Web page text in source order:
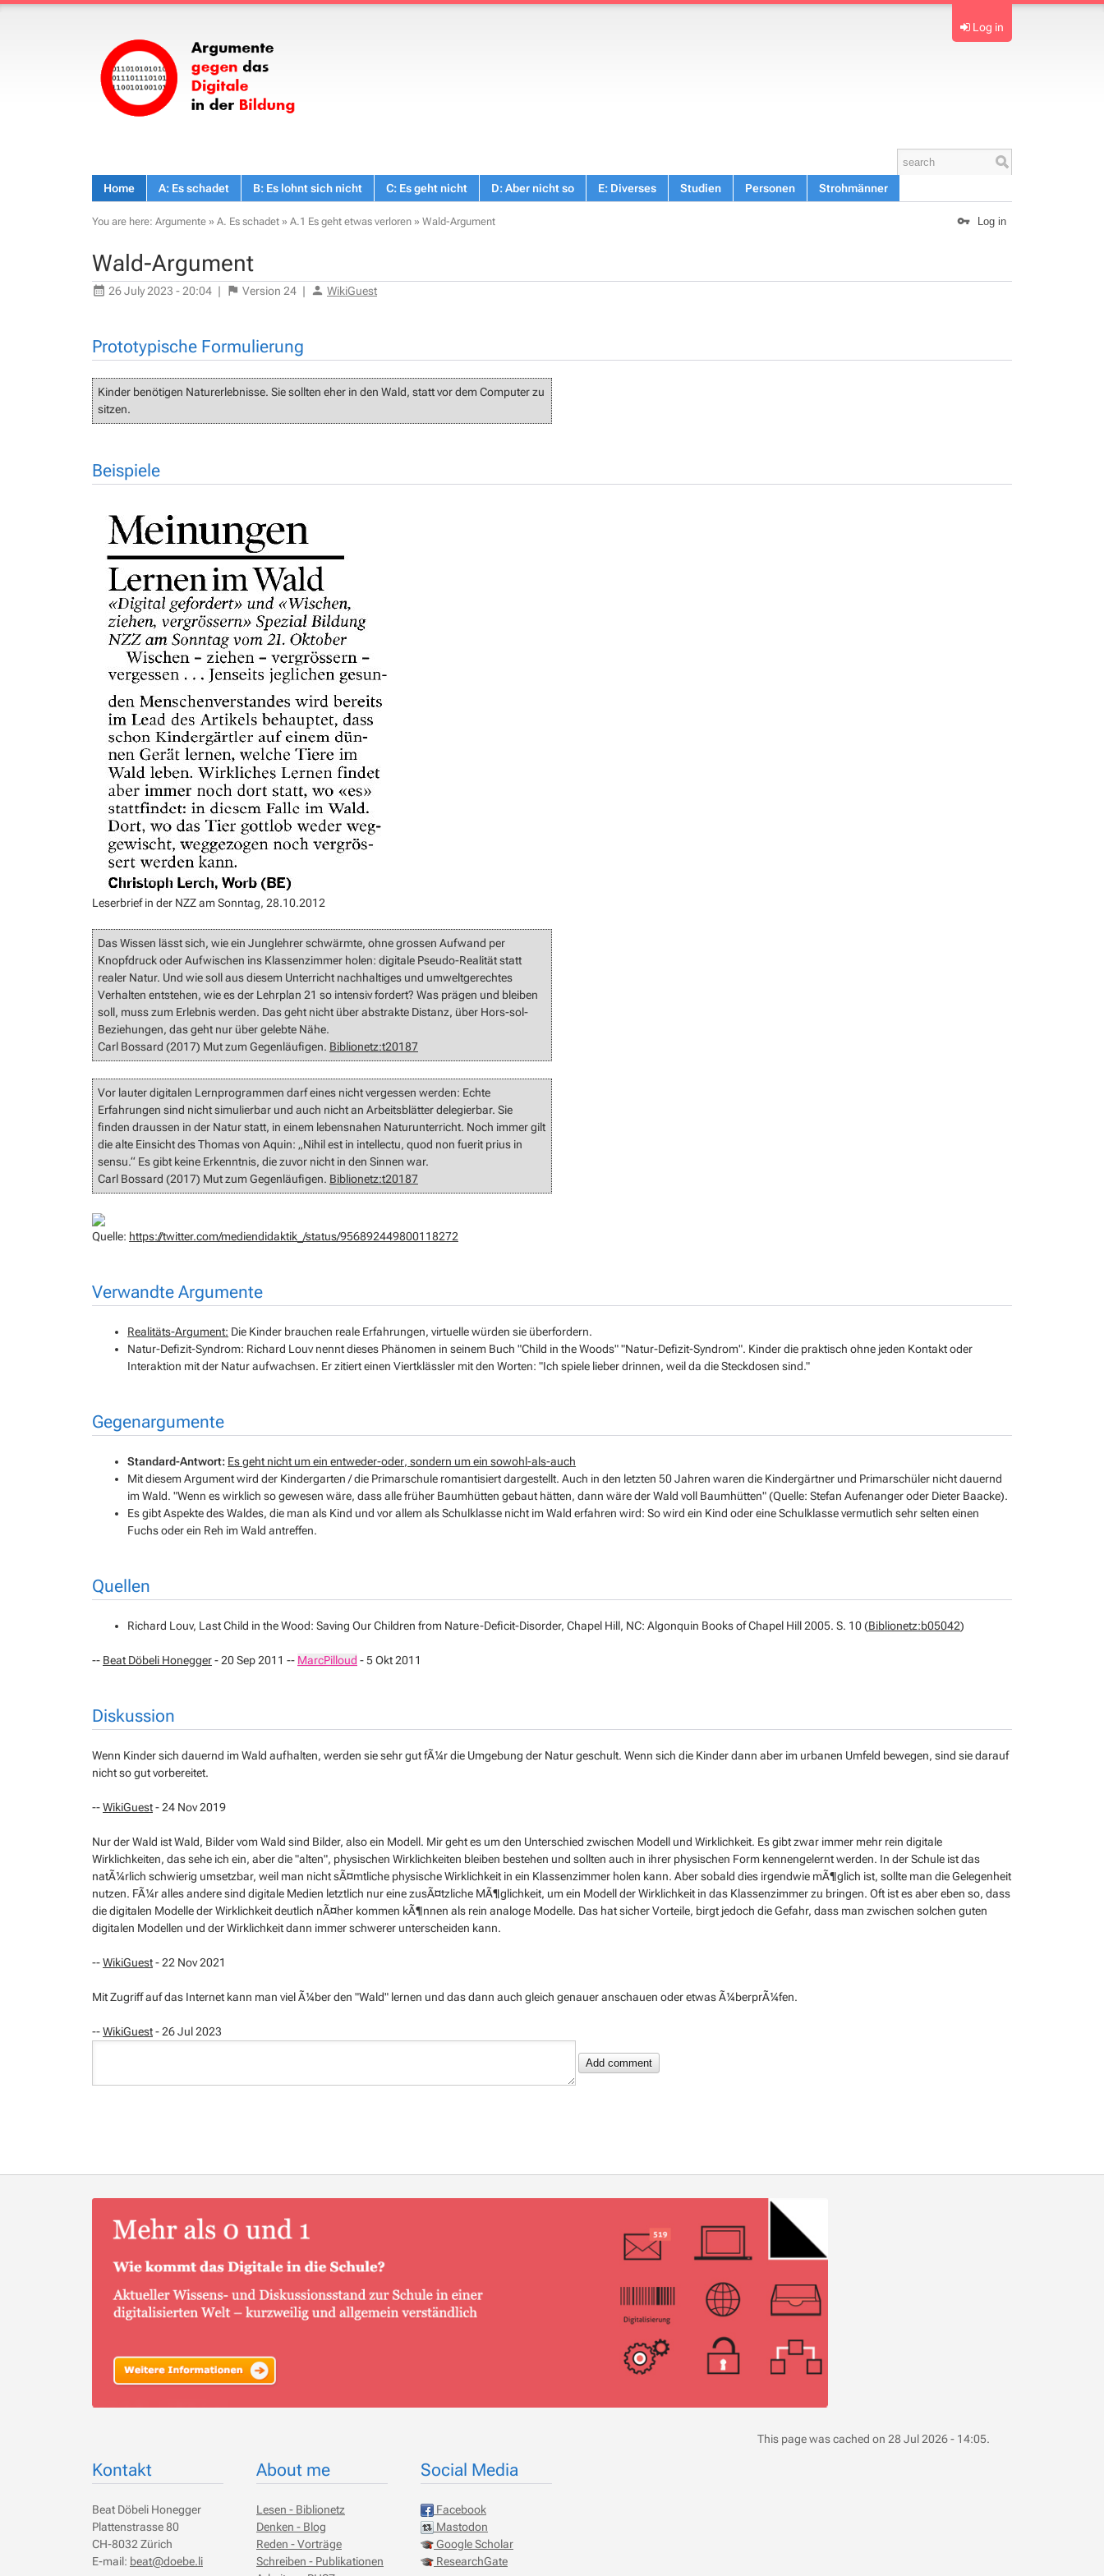
Log in
Home A: Es schadet B: Es lohnt sich nicht C: Es geht nicht D: Aber nicht so E: Diverses Studien Personen Strohmänner
Log in
You are here: Argumente » A. Es schadet » A.1 Es geht etwas verloren » Wald-Argument
Wald-Argument
26 July 2023 - 20:04 | Version 24 | WikiGuest
Prototypische Formulierung
Kinder benötigen Naturerlebnisse. Sie sollten eher in den Wald, statt vor dem Computer zu
sitzen.
Beispiele
Leserbrief in der NZZ am Sonntag, 28.10.2012
Das Wissen lässt sich, wie ein Junglehrer schwärmte, ohne grossen Aufwand per
Knopfdruck oder Aufwischen ins Klassenzimmer holen: digitale Pseudo-Realität statt
realer Natur. Und wie soll aus diesem Unterricht nachhaltiges und umweltgerechtes
Verhalten entstehen, wie es der Lehrplan 21 so intensiv fordert? Was prägen und bleiben
soll, muss zum Erlebnis werden. Das geht nicht über abstrakte Distanz, über Hors-sol-
Beziehungen, das geht nur über gelebte Nähe.
Carl Bossard (2017) Mut zum Gegenläufigen. Biblionetz:t20187
Vor lauter digitalen Lernprogrammen darf eines nicht vergessen werden: Echte
Erfahrungen sind nicht simulierbar und auch nicht an Arbeitsblätter delegierbar. Sie
finden draussen in der Natur statt, in einem lebensnahen Naturunterricht. Noch immer gilt
die alte Einsicht des Thomas von Aquin: „Nihil est in intellectu, quod non fuerit prius in
sensu.“ Es gibt keine Erkenntnis, die zuvor nicht in den Sinnen war.
Carl Bossard (2017) Mut zum Gegenläufigen. Biblionetz:t20187
Quelle: https://twitter.com/mediendidaktik_/status/956892449800118272
Verwandte Argumente
Realitäts-Argument: Die Kinder brauchen reale Erfahrungen, virtuelle würden sie überfordern.
Natur-Defizit-Syndrom: Richard Louv nennt dieses Phänomen in seinem Buch "Child in the Woods" "Natur-Defizit-Syndrom". Kinder die praktisch ohne jeden Kontakt oder
Interaktion mit der Natur aufwachsen. Er zitiert einen Viertklässler mit den Worten: "Ich spiele lieber drinnen, weil da die Steckdosen sind."
Gegenargumente
Standard-Antwort: Es geht nicht um einentweder-oder, sondern um einsowohl-als-auch
Mit diesem Argument wird der Kindergarten / die Primarschule romantisiert dargestellt. Auch in den letzten 50 Jahren waren die Kindergärtner und Primarschüler nicht dauernd
im Wald. "Wenn es wirklich so gewesen wäre, dass alle früher Baumhütten gebaut hätten, dann wäre der Wald voll Baumhütten" (Quelle: Stefan Aufenanger oder Dieter Baacke).
Es gibt Aspekte des Waldes, die man als Kind und vor allem als Schulklasse nicht im Wald erfahren wird: So wird ein Kind oder eine Schulklasse vermutlich sehr selten einen
Fuchs oder ein Reh im Wald antreffen.
Quellen
Richard Louv, Last Child in the Wood: Saving Our Children from Nature-Deficit-Disorder, Chapel Hill, NC: Algonquin Books of Chapel Hill 2005. S. 10 (Biblionetz:b05042)
-- Beat Döbeli Honegger- 20 Sep 2011 -- MarcPilloud - 5 Okt 2011
Diskussion
Wenn Kinder sich dauernd im Wald aufhalten, werden sie sehr gut fÃ¼r die Umgebung der Natur geschult. Wenn sich die Kinder dann aber im urbanen Umfeld bewegen, sind sie darauf
nicht so gut vorbereitet.
--WikiGuest- 24 Nov 2019
Nur der Wald ist Wald, Bilder vom Wald sind Bilder, also ein Modell. Mir geht es um den Unterschied zwischen Modell und Wirklichkeit. Es gibt zwar immer mehr rein digitale
Wirklichkeiten, das sehe ich ein, aber die "alten", physischen Wirklichkeiten bleiben bestehen und sollten auch in ihrer physischen Form kennengelernt werden. In der Schule ist das
natÃ¼rlich schwierig umsetzbar, weil man nicht sÃ¤mtliche physische Wirklichkeit in ein Klassenzimmer holen kann. Aber sobald dies irgendwie mÃ¶glich ist, sollte man die Gelegenheit
nutzen. FÃ¼r alles andere sind digitale Medien letztlich nur eine zusÃ¤tzliche MÃ¶glichkeit, um ein Modell der Wirklichkeit in das Klassenzimmer zu bringen. Oft ist es aber eben so, dass
die digitalen Modelle der Wirklichkeit deutlich nÃ¤her kommen kÃ¶nnen als rein analoge Modelle. Das hat sicher Vorteile, birgt jedoch die Gefahr, dass man zwischen solchen guten
digitalen Modellen und der Wirklichkeit dann immer schwerer unterscheiden kann.
--WikiGuest- 22 Nov 2021
Mit Zugriff auf das Internet kann man viel Ã¼ber den "Wald" lernen und das dann auch gleich genauer anschauen oder etwas Ã¼berprÃ¼fen.
--WikiGuest- 26 Jul 2023
Kontakt
Beat Döbeli Honegger
Plattenstrasse 80
CH-8032 Zürich
E-mail: beat@doebe.li
About me
Lesen - Biblionetz
Denken - Blog
Reden - Vorträge
Schreiben - Publikationen
Social Media
Facebook
Mastodon
Google Scholar
ResearchGate
This page was cached on 28 Jul 2026 - 14:05.